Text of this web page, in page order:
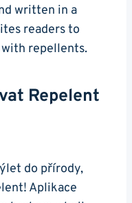
written in a
readers to
repellents.
Repelent
do přírody,
Aplikace